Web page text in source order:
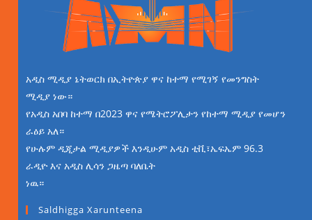
አዲስ ሚዲያ ኔትወርክ በኢትዮጵያ ዋና ከተማ የሚገኝ የመንግስት
ሚዲያ ነው።
የአዲስ አበባ ከተማ በ2023 ዋና የሜትሮፖሊታን የከተማ ሚዲያ የመሆን
ራዕይ አለ።
የሁሉም ዲጂታል ሚዲያዎች እንዲሁም አዲስ ቲቪ፣ኤፍኤም 96.3
ራዲዮ እና አዲስ ሊሳን ጋዜጣ ባለቤት
ነዉ።
Saldhigga Xarunteena